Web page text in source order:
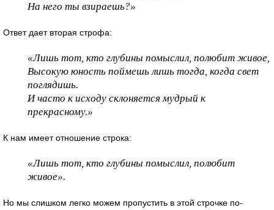
На него ты взираешь?»
Ответ дает вторая строфа:
«Лишь тот, кто глубины помыслил, полюбит живое,
Высокую юность поймешь лишь тогда, когда свет
поглядишь.
И часто к исходу склоняется мудрый к
прекрасному.»
К нам имеет отношение строка:
«Лишь тот, кто глубины помыслил, полюбит
живое».
Но мы слишком легко можем пропустить в этой строчке по-